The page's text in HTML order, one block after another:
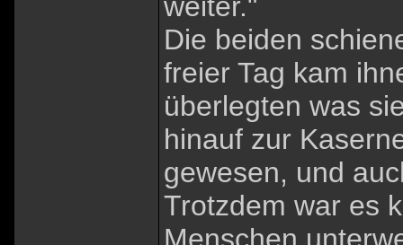
weiter."
Die beiden
freier Tag kam
überlegten was
hinauf zur
gewesen, und
Trotzdem war es